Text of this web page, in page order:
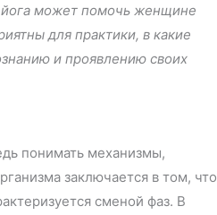
йога может помочь женщине
для практики, в какие
и проявлению своих
понимать механизмы,
заключается в том, что
сменой фаз. В